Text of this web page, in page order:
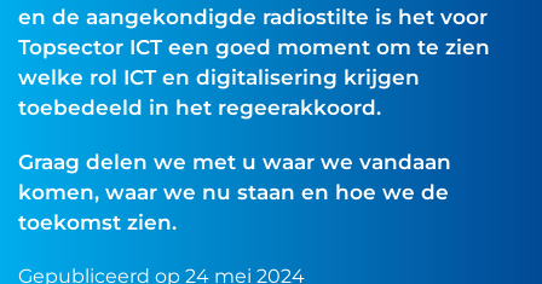
en de aangekondigde radiostilte is het voor
Topsector ICT een goed moment om te zien
welke rol ICT en digitalisering krijgen
toebedeeld in het regeerakkoord.
Graag delen we met u waar we vandaan
komen, waar we nu staan en hoe we de
toekomst zien.
Gepubliceerd op 24 mei 2024